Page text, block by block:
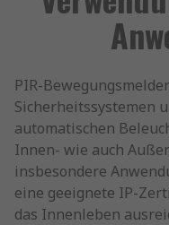
PIR-
Sicherheitssystemen
automatischen
Innen- wie auch
insbesondere
eine geeignete IP-
das Innenleben